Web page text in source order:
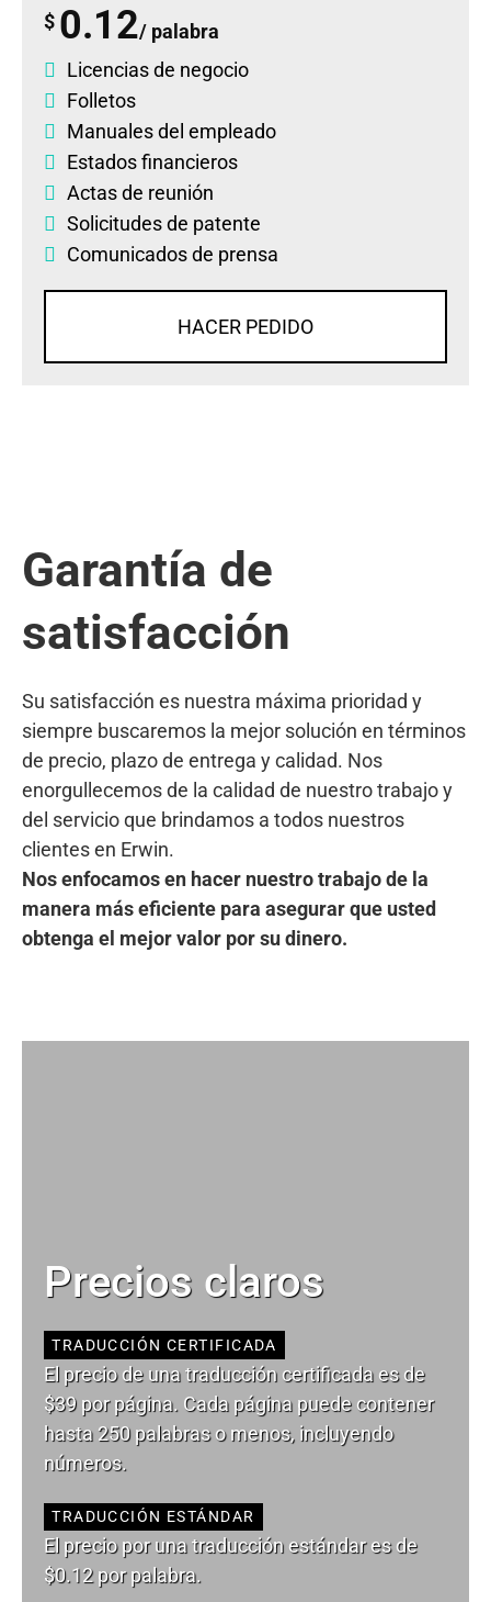
$ 0.12/ palabra
Licencias de negocio
Folletos
Manuales del empleado
Estados financieros
Actas de reunión
Solicitudes de patente
Comunicados de prensa
HACER PEDIDO
Garantía de
satisfacción
Su satisfacción es nuestra máxima prioridad y
siempre buscaremos la mejor solución en términos
de precio, plazo de entrega y calidad. Nos
enorgullecemos de la calidad de nuestro trabajo y
del servicio que brindamos a todos nuestros
clientes en Erwin.
Nos enfocamos en hacer nuestro trabajo de la
manera más eficiente para asegurar que usted
obtenga el mejor valor por su dinero.
Precios claros
TRADUCCIÓN CERTIFICADA
El precio de una traducción certificada es de
$39 por página. Cada página puede contener
hasta 250 palabras o menos, incluyendo
números.
TRADUCCIÓN ESTÁNDAR
El precio por una traducción estándar es de
$0.12 por palabra.